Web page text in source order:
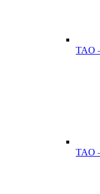
TAO
TAO